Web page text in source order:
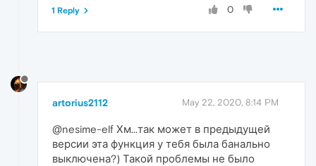
0
1 Reply
artorius2112 May 22, 2020, 8:14 PM
@nesime-elf Хм...так может в предыдущей
версии эта функция у тебя была банально
выключена?) Такой проблемы не было